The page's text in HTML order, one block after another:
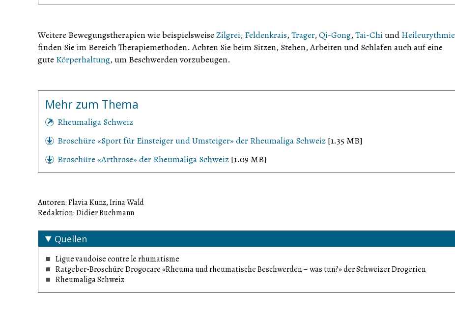
Weitere Bewegungstherapien wie beispielsweise Zilgrei, Feldenkrais,Trager,Qi-Gong,Tai-Chi und Heileurythmie
finden Sie im Bereich Therapiemethoden. Achten Sie beim Sitzen, Stehen, Arbeiten und Schlafen auch auf eine
gute Körperhaltung, um Beschwerden vorzubeugen.
Mehr zum Thema
Rheumaliga Schweiz
Broschüre «Sport für Einsteiger und Umsteiger» der Rheumaliga Schweiz [1.35 MB]
Broschüre «Arthrose» der Rheumaliga Schweiz [1.09 MB]
Autoren: Flavia Kunz, Irina Wald
Redaktion: Didier Buchmann
Quellen
Ligue vaudoise contre le rhumatisme
Ratgeber-Broschüre Drogocare «Rheuma und rheumatische Beschwerden – was tun?» der Schweizer Drogerien
Rheumaliga Schweiz